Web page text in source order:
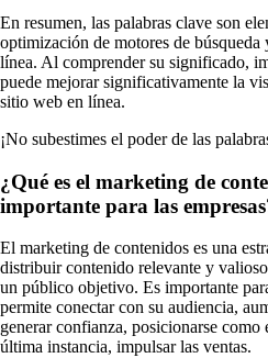
En resumen, las palabras clave son
optimización de motores de
línea. Al comprender su significado,
puede mejorar significativamente la
sitio web en línea.
¡No subestimes el poder de las
¿Qué es el marketing de
importante para las
El marketing de contenidos es una
distribuir contenido relevante y
un público objetivo. Es importante
permite conectar con su audiencia,
generar confianza, posicionarse como
última instancia, impulsar las ventas.